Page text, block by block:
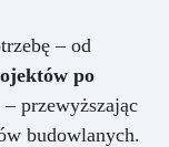
– od
po
– przewyższając
budowlanych.